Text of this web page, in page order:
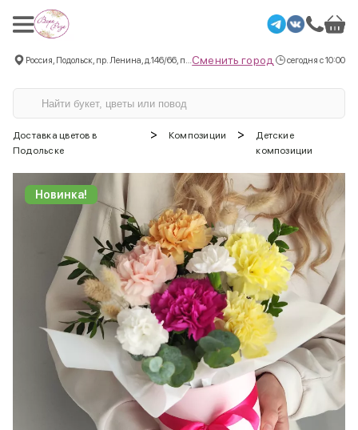
Сменить город сегодня с 10:00
Доставка цветов в
Подольске
> Композиции >
Детские
композиции
Новинка!